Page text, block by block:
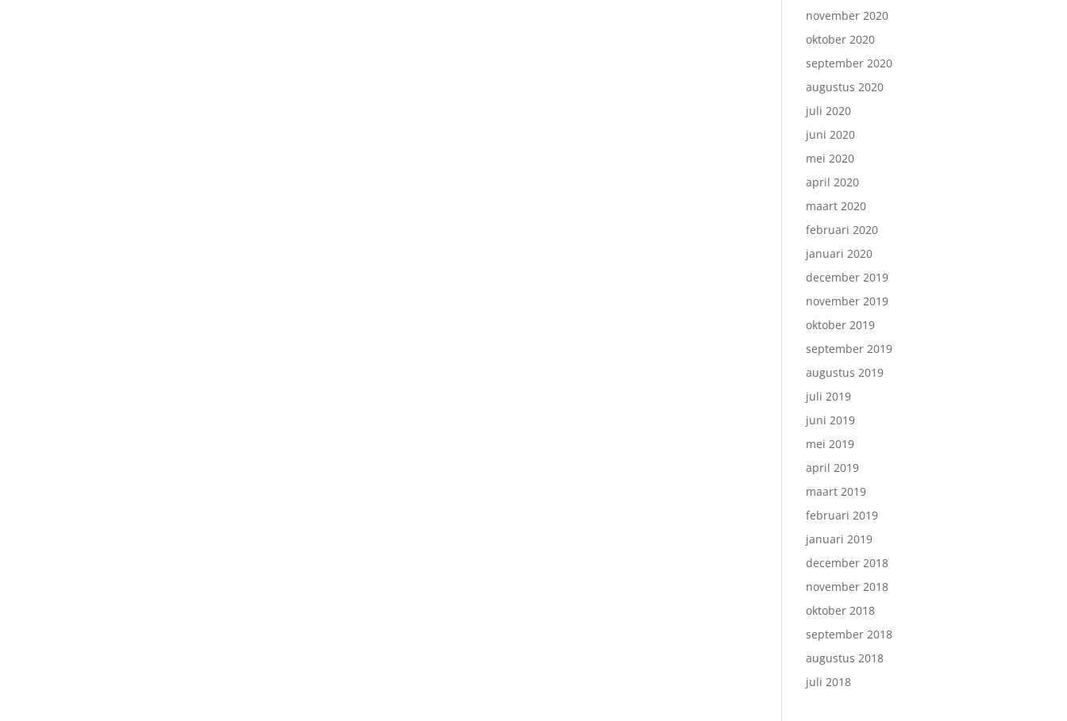
november 2020
oktober 2020
september 2020
augustus 2020
juli 2020
juni 2020
mei 2020
april 2020
maart 2020
februari 2020
januari 2020
december 2019
november 2019
oktober 2019
september 2019
augustus 2019
juli 2019
juni 2019
mei 2019
april 2019
maart 2019
februari 2019
januari 2019
december 2018
november 2018
oktober 2018
september 2018
augustus 2018
juli 2018